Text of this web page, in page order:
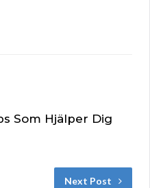
Som Hjälper Dig
Next Post